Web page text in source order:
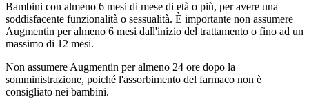
Bambini con almeno 6 mesi di mese di età o più, per avere una
soddisfacente funzionalità o sessualità. È importante non assumere
Augmentin per almeno 6 mesi dall'inizio del trattamento o fino ad un
massimo di 12 mesi.
Non assumere Augmentin per almeno 24 ore dopo la
somministrazione, poiché l'assorbimento del farmaco non è
consigliato nei bambini.